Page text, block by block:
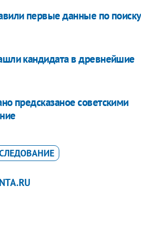
первые данные по поиску
кандидата в древнейшие
предсказаное советскими